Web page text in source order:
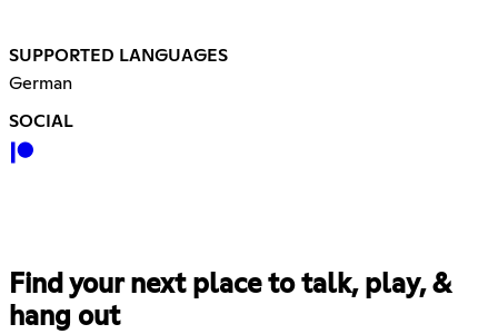
SUPPORTED LANGUAGES
German
SOCIAL
Find your next place to talk, play, &
hang out